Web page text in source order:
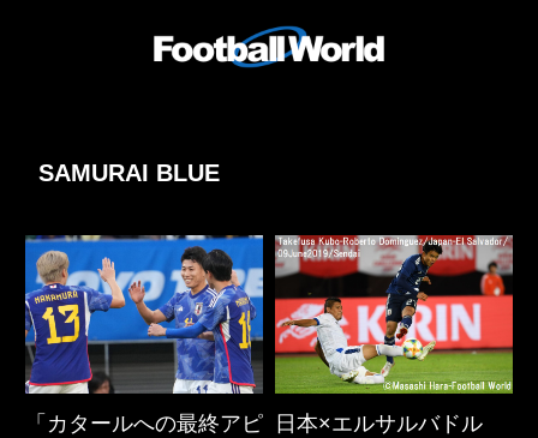
SAMURAI BLUE
「カタールへの最終アピ
日本×エルサルバドル